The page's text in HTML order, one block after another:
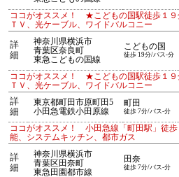
ココがオススメ！ ★こどもの国駅徒歩１９
ＴＶ、光ケーブル、ワイドバルコニー
詳
細
神奈川県横浜市
青葉区奈良町
東急こどもの国線
こどもの国
徒歩 19分/バス-分
ココがオススメ！ ★こどもの国駅徒歩１９
ＴＶ、光ケーブル、ワイドバルコニー
詳
細
東京都町田市原町田5
小田急電鉄小田原線
町田
徒歩 7分/バス-分
ココがオススメ！ 小田急線「町田駅」徒
能、システムキッチン、都市ガス
詳
細
神奈川県横浜市
青葉区田奈町
東急田園都市線
田奈
徒歩 7分/バス-分